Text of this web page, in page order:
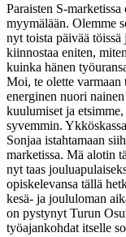
Paraisten S-
myymälään. Olemme
nyt toista päivää
kiinnostaa eniten,
kuinka hänen
Moi, te olette varmaan
energinen nuori
kuulumiset ja
syvemmin.
Sonjaa istahtamaan
marketissa. Mä alotin
nyt taas
opiskelevansa tällä
kesä- ja joululoman
on pystynyt Turun
työajankohdat itselle